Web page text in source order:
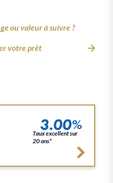
ou valeur à suivre ?
votre prêt
3.00%
Taux excellent sur
20 ans*